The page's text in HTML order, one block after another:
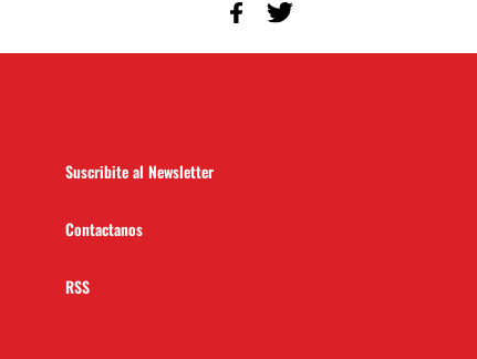
Suscribite al Newsletter
Contactanos
RSS